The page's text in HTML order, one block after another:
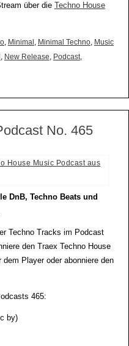
über die
Techno House
, Minimal , Minimal Techno, Music
, New Release, Podcast,
No. 465
House Music Podcast aus
DnB, Techno Beats und
Techno Tracks im Podcast
den Traex Techno House
Player oder abonniere den
465:
by)